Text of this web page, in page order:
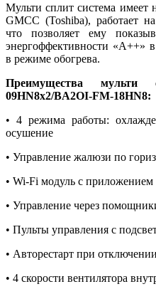
Мульти сплит система имеет
GMCC (Toshiba), работает
что позволяет ему
энергоффективности «А++»
в режиме обогрева.
Преимущества
09HN8х2/BA2OI-FM-18HN8:
• 4 режима работы:
осушение
• Управление жалюзи по
• Wi-Fi модуль с
• Управление через
• Пульты управления с
• Авторестарт при
• 4 скорости вентилятора